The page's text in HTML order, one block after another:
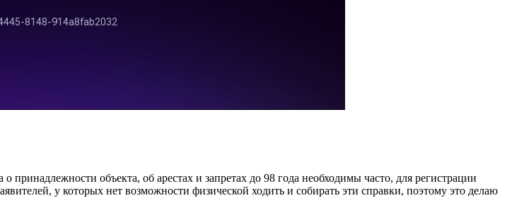
объекта, об арестах и запретах до 98 года необходимы часто, для регистрации
у которых нет возможности физической ходить и собирать эти справки, поэтому это делаю